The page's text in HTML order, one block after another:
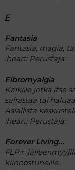
F
Fantasia
Fantasia, magia,
:heart: Perustaja:
Fibromyalgia
Kaikille jotka itse
sairastaa tai
Asiallista
:heart: Perustaja:
Forever Living...
FLP:n
kiinnostuneille...